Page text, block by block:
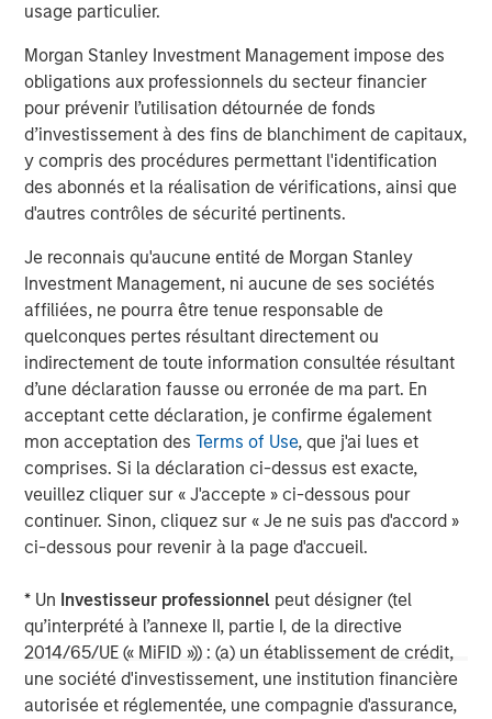
usage particulier.
Morgan Stanley Investment Management impose des
obligations aux professionnels du secteur financier
pour prévenir l’utilisation détournée de fonds
d’investissement à des fins de blanchiment de capitaux,
y compris des procédures permettant l'identification
des abonnés et la réalisation de vérifications, ainsi que
d'autres contrôles de sécurité pertinents.
Je reconnais qu'aucune entité de Morgan Stanley
Investment Management, ni aucune de ses sociétés
affiliées, ne pourra être tenue responsable de
quelconques pertes résultant directement ou
indirectement de toute information consultée résultant
d’une déclaration fausse ou erronée de ma part. En
acceptant cette déclaration, je confirme également
mon acceptation desTerms of Use, que j'ai lues et
comprises. Si la déclaration ci-dessus est exacte,
veuillez cliquer sur « J'accepte » ci-dessous pour
continuer. Sinon, cliquez sur « Je ne suis pas d'accord »
ci-dessous pour revenir à la page d'accueil.
* Un Investisseur professionnel peut désigner (tel
qu’interprété à l’annexe II, partie I, de la directive
2014/65/UE (« MiFID »)) : (a) un établissement de crédit,
une société d'investissement, une institution financière
autorisée et réglementée, une compagnie d'assurance,
About Morgan Stanley Investment Management
Morgan Stanley Investment Management, together with
its investment advisory affiliates, has more than 1,300
investment professionals around the world and $1.5
trillion in assets under management or supervision as of
March 31, 2024. Morgan Stanley Investment Management
strives to provide outstanding long-term investment
performance, service, and a comprehensive suite of
investment management solutions to a diverse client
base, which includes governments, institutions,
corporations and individuals worldwide. For further
information about Morgan Stanley Investment
Management, please visitwww.morganstanley.com/im.
About Morgan Stanley
Morgan Stanley (NYSE: MS) is a leading global financial
services firm providing a wide range of investment
banking, securities, wealth management and investment
management services. With offices in 42 countries, the
Firm’s employees serve clients worldwide including
For further information about Morgan Stanley, please
visitwww.morganstanley.com .
Morgan Stanley Real Estate Investing